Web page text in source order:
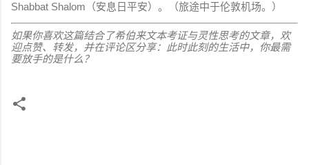
Shabbat Shalom（安息日平安）。（旅途中于伦敦机场。）
如果你喜欢这篇结合了希伯来文本考证与灵性思考的文章，欢
迎点赞、转发，并在评论区分享：此时此刻的生活中，你最需
要放手的是什么？